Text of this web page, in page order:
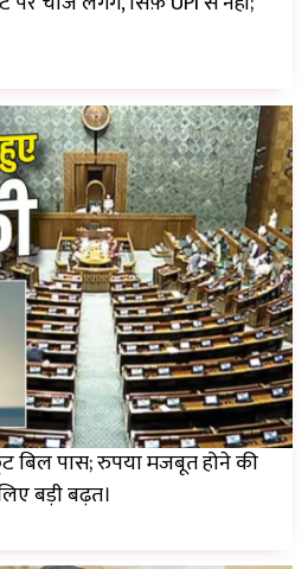
पास; रुपया मजबूत होने की
बड़ी बढ़त।